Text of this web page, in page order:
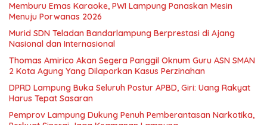
Memburu Emas Karaoke, PWI Lampung Panaskan Mesin
Menuju Porwanas 2026
Murid SDN Teladan Bandarlampung Berprestasi di Ajang
Nasional dan Internasional
Thomas Amirico Akan Segera Panggil Oknum Guru ASN SMAN
2 Kota Agung Yang Dilaporkan Kasus Perzinahan
DPRD Lampung Buka Seluruh Postur APBD, Giri: Uang Rakyat
Harus Tepat Sasaran
Pemprov Lampung Dukung Penuh Pemberantasan Narkotika,